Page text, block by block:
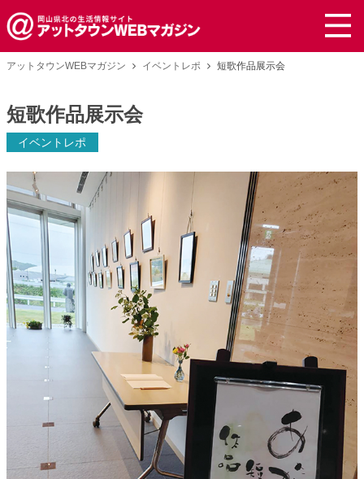
アットタウンWEBマガジン イベントレポ 短歌作品展示会
短歌作品展示会
イベントレポ